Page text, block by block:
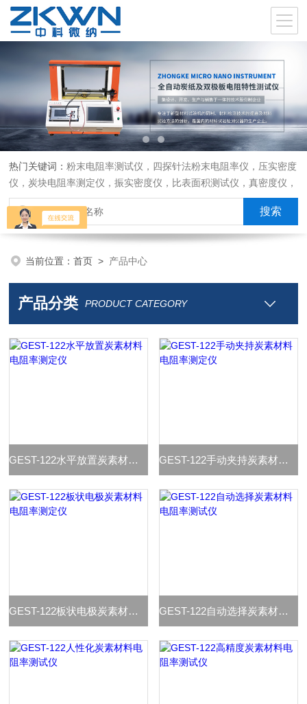
热门关键词：粉末电阻率测试仪，四探针法粉末电阻率仪，压实密度
仪，炭块电阻率测定仪，振实密度仪，比表面积测试仪，真密度仪，
炭块热膨胀仪，炭块透气率仪，炭块二氧化碳反应测定仪
当前位置：首页 > 产品中心
产品分类 PRODUCT CATEGORY
GEST-122水平放置炭素材料电阻率测定仪 GEST-122手动夹持炭素材料电阻率测定仪
GEST-122板状电极炭素材料电阻率测定仪 GEST-122自动选择炭素材料电阻率测试仪